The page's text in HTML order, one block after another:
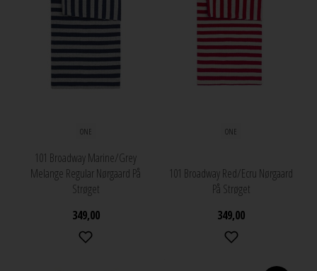
ONE
101 Broadway Marine/Grey
Melange Regular Nørgaard På
Strøget
349,00
ONE
101 Broadway Red/Ecru Nørgaard
På Strøget
349,00